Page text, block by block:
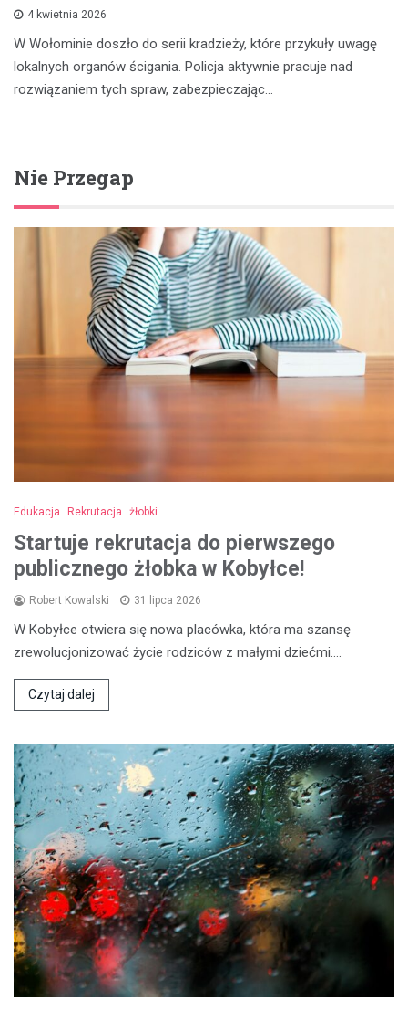
4 kwietnia 2026
W Wołominie doszło do serii kradzieży, które przykuły uwagę
lokalnych organów ścigania. Policja aktywnie pracuje nad
rozwiązaniem tych spraw, zabezpieczając…
Nie Przegap
Edukacja Rekrutacja żłobki
Startuje rekrutacja do pierwszego
publicznego żłobka w Kobyłce!
Robert Kowalski 31 lipca 2026
W Kobyłce otwiera się nowa placówka, która ma szansę
zrewolucjonizować życie rodziców z małymi dziećmi.…
Czytaj dalej